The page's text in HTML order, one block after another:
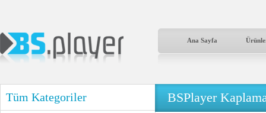
Ana Sayfa
Tüm Kategoriler BSPlayer